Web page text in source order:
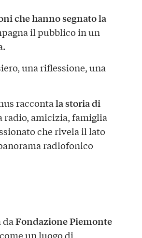
che hanno segnato la
il pubblico in un
una riflessione, una
raccontala storia di
radio, amicizia, famiglia
che rivela il lato
radiofonico
daFondazione Piemonte
un luogo di